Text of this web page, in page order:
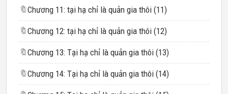
🔖 Chương 11: tại hạ chỉ là quản gia thôi (11)​
🔖 Chương 12: tại hạ chỉ là quản gia thôi (12)​
🔖 Chương 13: Tại hạ chỉ là quản gia thôi (13)​
🔖 Chương 14: Tại hạ chỉ là quản gia thôi (14)